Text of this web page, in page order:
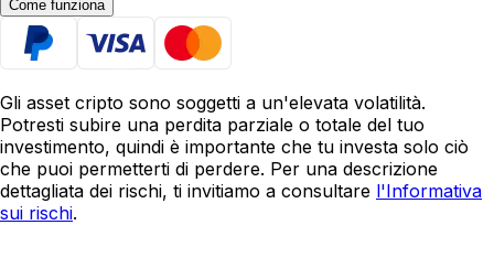
Come funziona
Gli asset cripto sono soggetti a un'elevata volatilità.
Potresti subire una perdita parziale o totale del tuo
investimento, quindi è importante che tu investa solo ciò
che puoi permetterti di perdere. Per una descrizione
dettagliata dei rischi, ti invitiamo a consultare l'Informativa
sui rischi.